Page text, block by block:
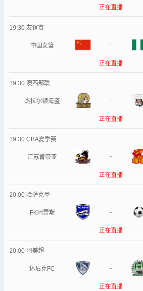
正在直播
19:30 友谊赛
中国女篮 -
正在直播
19:30 澳西部联
杰拉尔顿海盗 -
正在直播
19:30 CBA夏季赛
江苏肯帝亚 -
正在直播
20:00 哈萨克甲
FK阿雷斯 -
正在直播
20:00 阿美超
休尼克FC -
正在直播